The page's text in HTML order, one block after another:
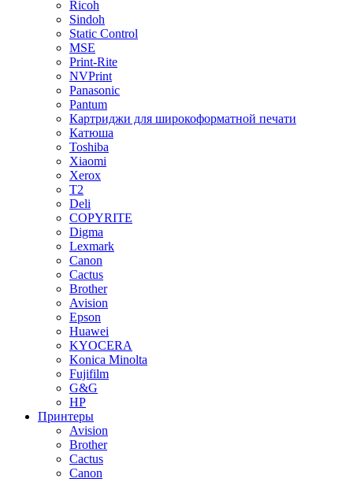
Ricoh
Sindoh
Static Control
MSE
Print-Rite
NVPrint
Panasonic
Pantum
Картриджи для широкоформатной печати
Катюша
Toshiba
Xiaomi
Xerox
T2
Deli
COPYRITE
Digma
Lexmark
Canon
Cactus
Brother
Avision
Epson
Huawei
KYOCERA
Konica Minolta
Fujifilm
G&G
HP
Принтеры
Avision
Brother
Cactus
Canon